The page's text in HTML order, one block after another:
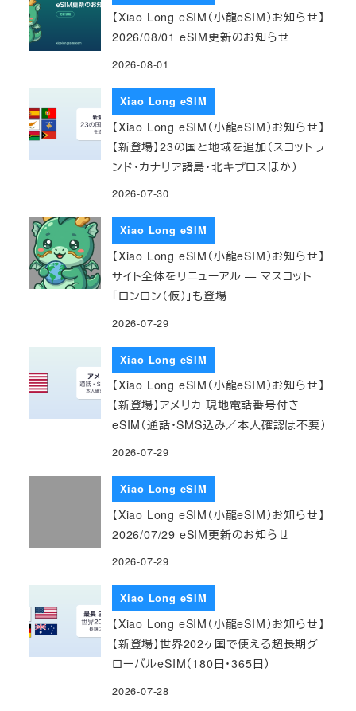
【Xiao Long eSIM（小龍eSIM）お知らせ】
2026/08/01 eSIM更新のお知らせ
2026-08-01
Xiao Long eSIM
【Xiao Long eSIM（小龍eSIM）お知らせ】
【新登場】23の国と地域を追加（スコットラ
ンド・カナリア諸島・北キプロスほか）
2026-07-30
Xiao Long eSIM
【Xiao Long eSIM（小龍eSIM）お知らせ】
サイト全体をリニューアル — マスコット
「ロンロン（仮）」も登場
2026-07-29
Xiao Long eSIM
【Xiao Long eSIM（小龍eSIM）お知らせ】
【新登場】アメリカ 現地電話番号付き
eSIM（通話・SMS込み／本人確認は不要）
2026-07-29
Xiao Long eSIM
【Xiao Long eSIM（小龍eSIM）お知らせ】
2026/07/29 eSIM更新のお知らせ
2026-07-29
Xiao Long eSIM
【Xiao Long eSIM（小龍eSIM）お知らせ】
【新登場】世界202ヶ国で使える超長期グ
ローバルeSIM（180日・365日）
2026-07-28